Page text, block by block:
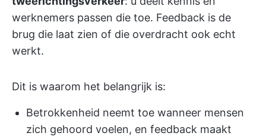
werknemers passen die toe. Feedback is de
brug die laat zien of die overdracht ook echt
werkt.
Dit is waarom het belangrijk is:
Betrokkenheid neemt toe wanneer mensen
zich gehoord voelen, en feedback maakt